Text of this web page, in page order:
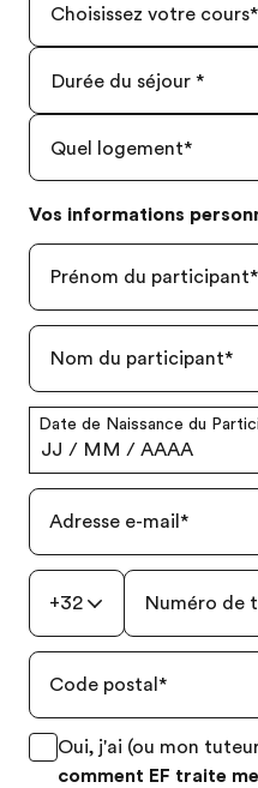
Choisissez votre cours*
Durée du séjour *
Quel logement*
Vos informations
Prénom du participant*
Nom du participant*
Date de Naissance du
JJ / MM / AAAA
Adresse e-mail *
+32 Numéro de
Code postal *
Oui, j'ai (ou mon
comment EF traite